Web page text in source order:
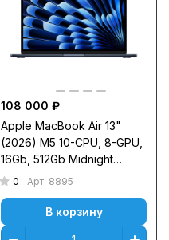
108 000 ₽
Apple MacBook Air 13"
(2026) M5 10-CPU, 8-GPU,
16Gb, 512Gb Midnight
MDHE4
0 Арт. 8895
В корзину